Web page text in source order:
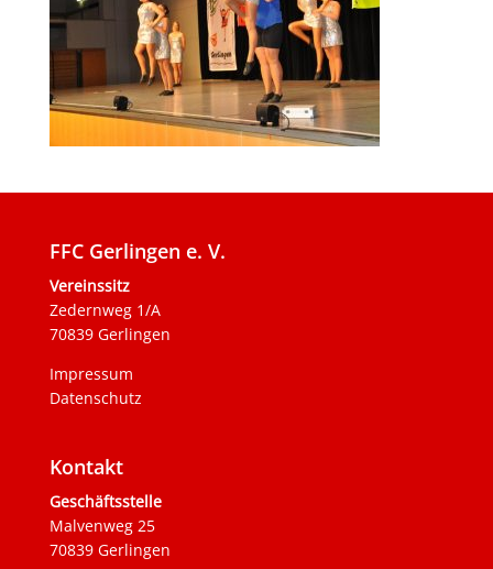
FFC Gerlingen e. V.
Vereinssitz
Zedernweg 1/A
70839 Gerlingen
Impressum
Datenschutz
Kontakt
Geschäftsstelle
Malvenweg 25
70839 Gerlingen